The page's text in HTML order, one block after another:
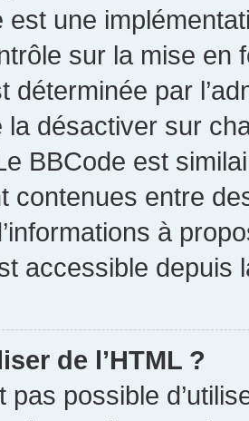
est une
sur la mise en
déterminée par
la désactiver sur
BBCode est
contenues entre
à
accessible depuis
de l’HTML ?
pas possible